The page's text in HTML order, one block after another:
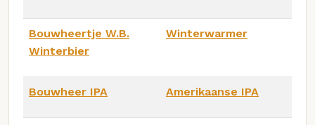
Bouwheertje W.B.
Winterbier
Winterwarmer
Bouwheer IPA Amerikaanse IPA